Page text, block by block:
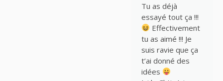
Tu as déjà
essayé tout ça !!!
Effectivement
tu as aimé !!! Je
suis ravie que ça
t’ai donné des
idées